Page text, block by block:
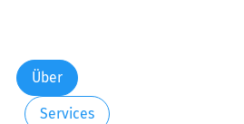
Über
Services